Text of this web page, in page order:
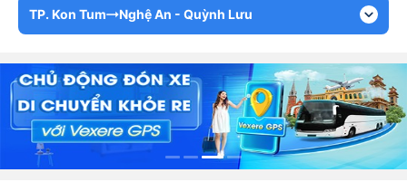
TP. Kon Tum Nghệ An - Quỳnh Lưu expand_more